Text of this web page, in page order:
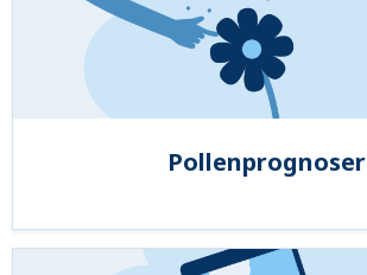
Pollenprognoser